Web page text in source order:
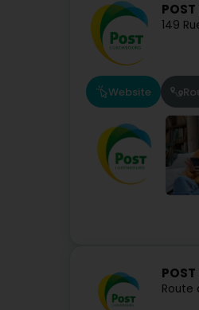
149
Website
Route